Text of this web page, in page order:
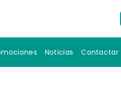
Noticias Contactar